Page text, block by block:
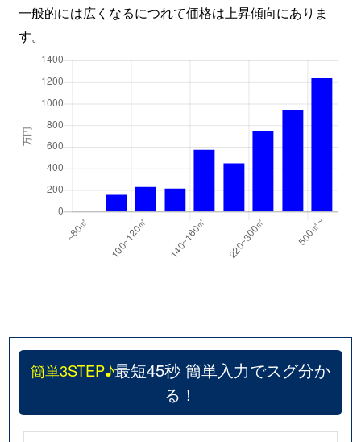
一般的には広くなるにつれて価格は上昇傾向にありま
す。
簡単3STEP♪最短45秒 簡単入力でスグ分か
る！